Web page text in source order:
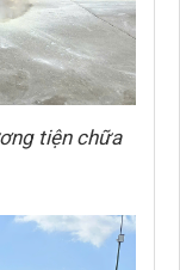
tiện chữa